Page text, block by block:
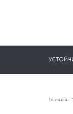
Неделя с ТМК.
Главная